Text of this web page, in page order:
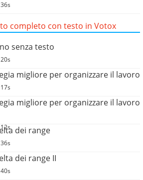
completo con testo in Votox
senza testo
migliore per organizzare il lavoro
migliore per organizzare il lavoro
dei range
dei range II